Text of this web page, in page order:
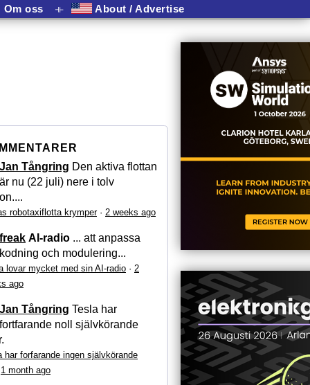
Om oss ⟛ About / Advertise
Jan Tångring Den aktiva flottan
är nu (22 juli) nere i tolv
robotaxiflotta krymper· 2 weeks ago
freak AI-radio ... att anpassa
kodning och modulering...
lovar mycket med sin AI-radio · 2
ago
Jan Tångring Tesla har
fortfarande noll självkörande
har forfarande ingen självkörande
1 month ago